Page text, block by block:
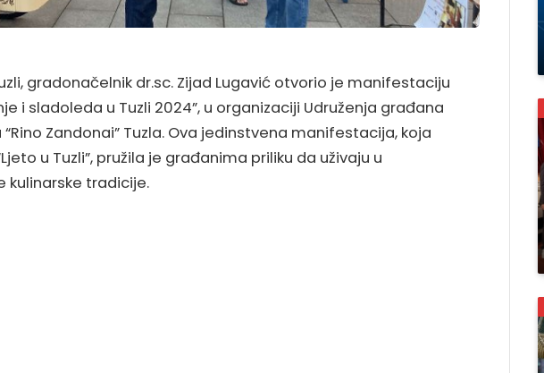
gradonačelnik dr.sc. Zijad Lugavić otvorio je manifestaciju
i sladoleda u Tuzli 2024”, u organizaciji Udruženja građana
Zandonai” Tuzla. Ova jedinstvena manifestacija, koja
u Tuzli”, pružila je građanima priliku da uživaju u
kulinarske tradicije.